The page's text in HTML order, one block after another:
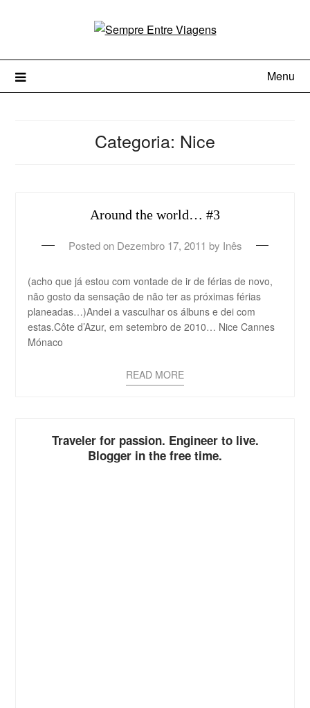
Menu
Categoria: Nice
Around the world… #3
Posted on Dezembro 17, 2011 by Inês
(acho que já estou com vontade de ir de férias de novo,
não gosto da sensação de não ter as próximas férias
planeadas…)Andei a vasculhar os álbuns e dei com
estas.Côte d’Azur, em setembro de 2010… Nice Cannes
Mónaco
READ MORE
Traveler for passion. Engineer to live.
Blogger in the free time.